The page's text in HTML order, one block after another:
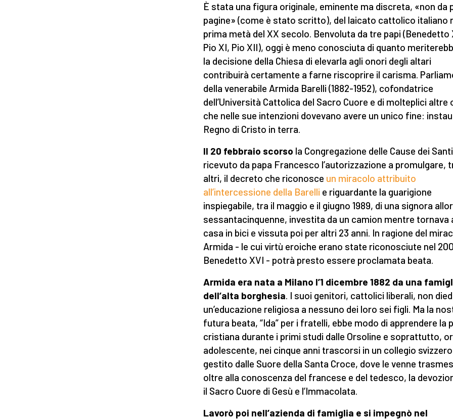
È stata una figura originale, eminente ma discreta, «non da
pagine» (come è stato scritto), del laicato cattolico italiano
prima metà del XX secolo. Benvoluta da tre papi (Benedetto
Pio XI, Pio XII), oggi è meno conosciuta di quanto
la decisione della Chiesa di elevarla agli onori degli altari
contribuirà certamente a farne riscoprire il carisma.
della venerabile Armida Barelli (1882-1952), cofondatrice
dell’Università Cattolica del Sacro Cuore e di molteplici altre
che nelle sue intenzioni dovevano avere un unico fine:
Regno di Cristo in terra.
Il 20 febbraio scorso la Congregazione delle Cause dei
ricevuto da papa Francesco l’autorizzazione a promulgare,
altri, il decreto che riconosce un miracolo attribuito
all’intercessione della Barelli e riguardante la guarigione
inspiegabile, tra il maggio e il giugno 1989, di una signora
sessantacinquenne, investita da un camion mentre tornava
casa in bici e vissuta poi per altri 23 anni. In ragione del
Armida - le cui virtù eroiche erano state riconosciute nel
Benedetto XVI - potrà presto essere proclamata beata.
Armida era nata a Milano l’1 dicembre 1882 da una
dell’alta borghesia. I suoi genitori, cattolici liberali, non
un’educazione religiosa a nessuno dei loro sei figli. Ma la
futura beata, “Ida” per i fratelli, ebbe modo di apprendere la
cristiana durante i primi studi dalle Orsoline e soprattutto,
adolescente, nei cinque anni trascorsi in un collegio svizzero
gestito dalle Suore della Santa Croce, dove le venne
oltre alla conoscenza del francese e del tedesco, la
il Sacro Cuore di Gesù e l’Immacolata.
Lavorò poi nell’azienda di famiglia e si impegnò nel